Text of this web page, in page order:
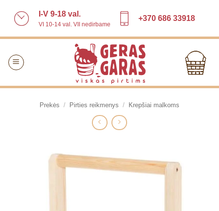
I-V 9-18 val.
VI 10-14 val. VII nedirbame
+370 686 33918
Prekės / Pirties reikmenys / Krepšiai malkoms